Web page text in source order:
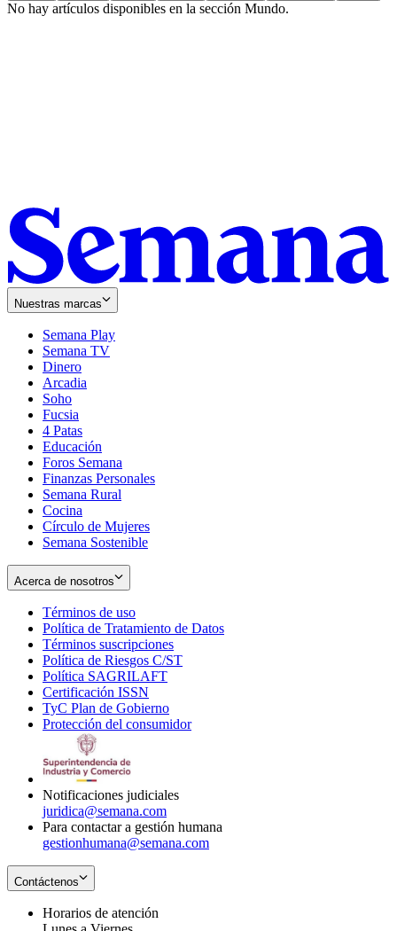
No hay artículos disponibles en la sección Mundo.
Nuestras marcas
Semana Play
Semana TV
Dinero
Arcadia
Soho
in
new
window
Fucsia
in
new
window
4 Patas
Educación
Foros Semana
Finanzas Personales
Semana Rural
Cocina
Círculo de Mujeres
Semana Sostenible
Acerca de nosotros
Términos de uso
in
new
window
Política de Tratamiento de Datos
Términos suscripciones
in
Política de Riesgos C/ST
Política SAGRILAFT
new
window
Certificación ISSN
in
new
TyC Plan de Gobierno
in
Protección del consumidorOpens
Notificaciones judiciales
juridica@semana.com
Para contactar a gestión humana
gestionhumana@semana.com
Contáctenos
Horarios de atención